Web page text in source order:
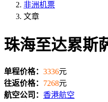
非洲机票
文章
珠海至达累斯
单程价格： 3336元
往返价格： 7268元
航空公司： 香港航空